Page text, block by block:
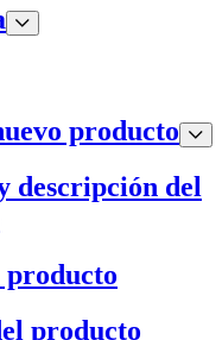
producto
descripción del
producto
producto